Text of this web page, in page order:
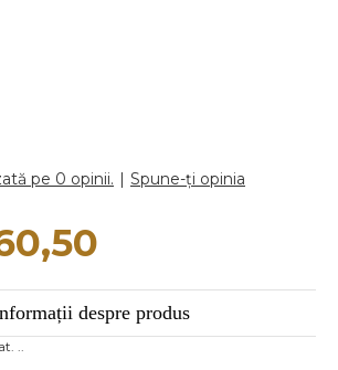
pe 0 opinii. | Spune-ţi opinia
despre produs
..